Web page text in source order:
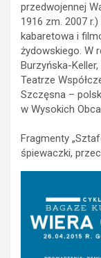
przedwojennej
1916 zm. 2007
kabaretowa i
żydowskiego. W
Burzyńska-
Teatrze
Szczęsna –
w Wysokich
Fragmenty
śpiewaczki,